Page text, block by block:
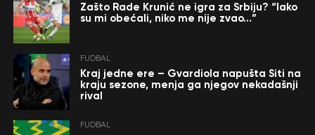
Zašto Rade Krunić ne igra za Srbiju? “Iako
su mi obećali, niko me nije zvao…”
FUDBAL
Kraj jedne ere – Gvardiola napušta Siti na
kraju sezone, menja ga njegov nekadašnji
rival
FUDBAL